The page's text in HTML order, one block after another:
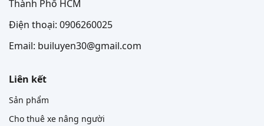
Thành Phố HCM
Điện thoại: 0906260025
Email: builuyen30@gmail.com
Liên kết
Sản phẩm
Cho thuê xe nâng người